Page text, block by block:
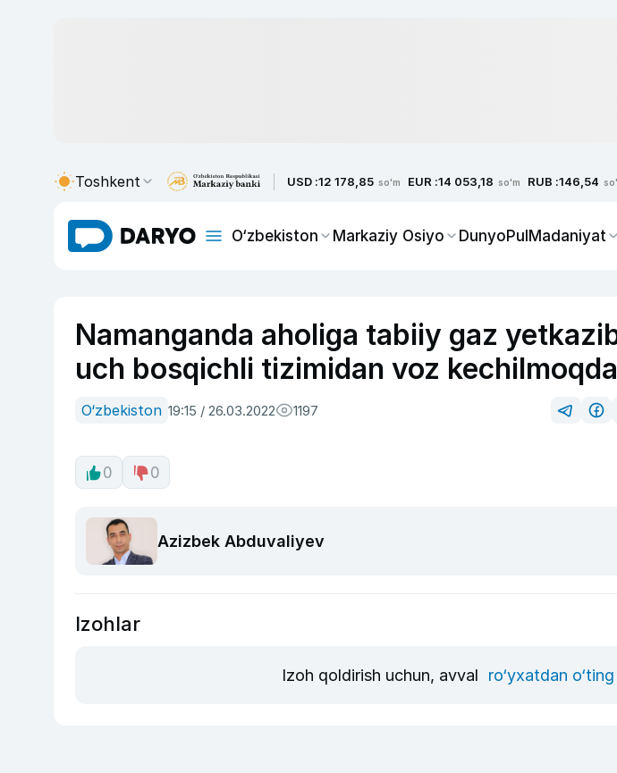
Toshkent USD :12 178,85 so'm EUR :14 053,18 so'm RUB :146,54
O‘zbekiston Markaziy Osiyo DunyoPulMadaniyat
Namanganda aholiga tabiiy gaz
uch bosqichli tizimidan voz kechilmoqda
O‘zbekiston 19:15 / 26.03.2022 1197
0 0
Azizbek Abduvaliyev
Izohlar
Izoh qoldirish uchun, avval ro‘yxatdan o‘ting